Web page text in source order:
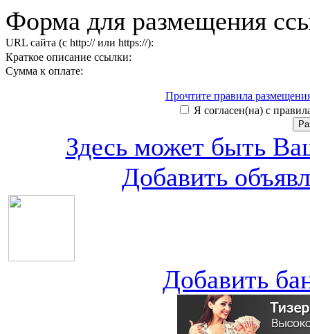
Форма для размещения
URL сайта (с http:// или https://):
Краткое описание ссылки:
Сумма к оплате:
Прочтите правила
Я согласен(на) с
Здесь может быть
Добавить
Добавить